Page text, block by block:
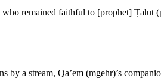
remained faithful to [prophet] Ṭālūt
by a stream, Qa’em (mgehr)’s